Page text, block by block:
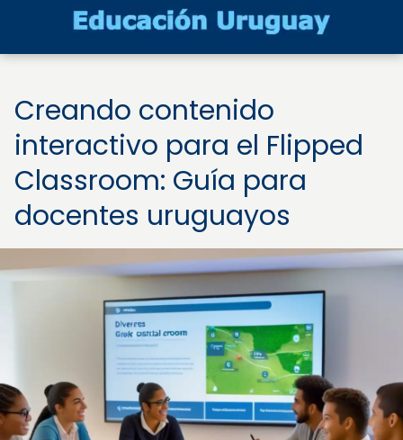
Creando contenido
interactivo para el Flipped
Classroom: Guía para
docentes uruguayos